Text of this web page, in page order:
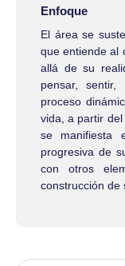
Enfoque
El área se
que entiende al
allá de su
pensar,
proceso
vida, a partir
se manifiesta
progresiva de
con otros
construcción de